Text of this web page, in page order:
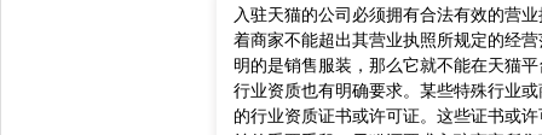
入驻天猫的公司必须拥有合法有效的营
着商家不能超出其营业执照所规定的经
明的是销售服装，那么它就不能在天猫
行业资质也有明确要求。某些特殊行业
的行业资质证书或许可证。这些证书或